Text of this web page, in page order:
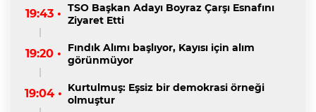
19:43 • TSO Başkan Adayı Boyraz Çarşı Esnafını
Ziyaret Etti
19:20 •
Fındık Alımı başlıyor, Kayısı için alım
görünmüyor
19:04 • Kurtulmuş: Eşsiz bir demokrasi örneği
olmuştur